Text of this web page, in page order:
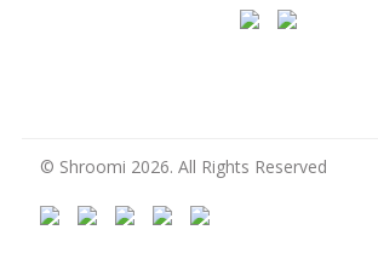
© Shroomi 2026. All Rights Reserved